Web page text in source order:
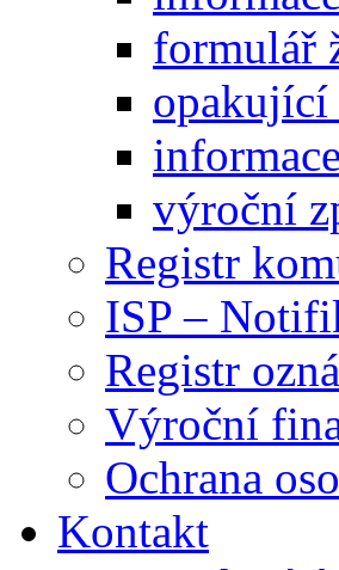
formulář
opakující
výroční
Registr
ISP –
Registr
Výroční
Ochrana
Kontakt